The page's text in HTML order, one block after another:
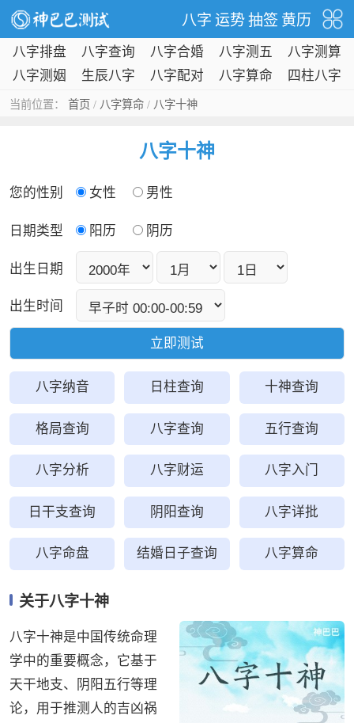
八字 运势 抽签 黄历
八字排盘 八字查询 八字合婚
八字测五
行
八字测算
八字测姻
生辰八字 八字配对 八字算命 四柱八字
当前位置： 首页 / 八字算命/ 八字十神
八字十神
您的性别 女性 男性
日期类型 阳历 阴历
出生日期
出生时间
八字纳音 日柱查询 十神查询
格局查询 八字查询 五行查询
八字分析 八字财运 八字入门
日干支查询 阴阳查询 八字详批
八字命盘 结婚日子查询 八字算命
关于八字十神
八字十神是中国传统命理
学中的重要概念，它基于
天干地支、阴阳五行等理
论，用于推测人的吉凶祸